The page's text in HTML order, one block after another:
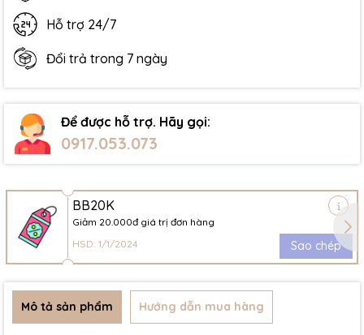
Hỗ trợ 24/7
Đổi trả trong 7 ngày
Để được hỗ trợ. Hãy gọi:
0917.053.073
BB20K
Giảm 20.000đ giá trị đơn hàng
HSD: 1/1/2024
Sao chép
Mô tả sản phẩm Hướng dẫn mua hàng